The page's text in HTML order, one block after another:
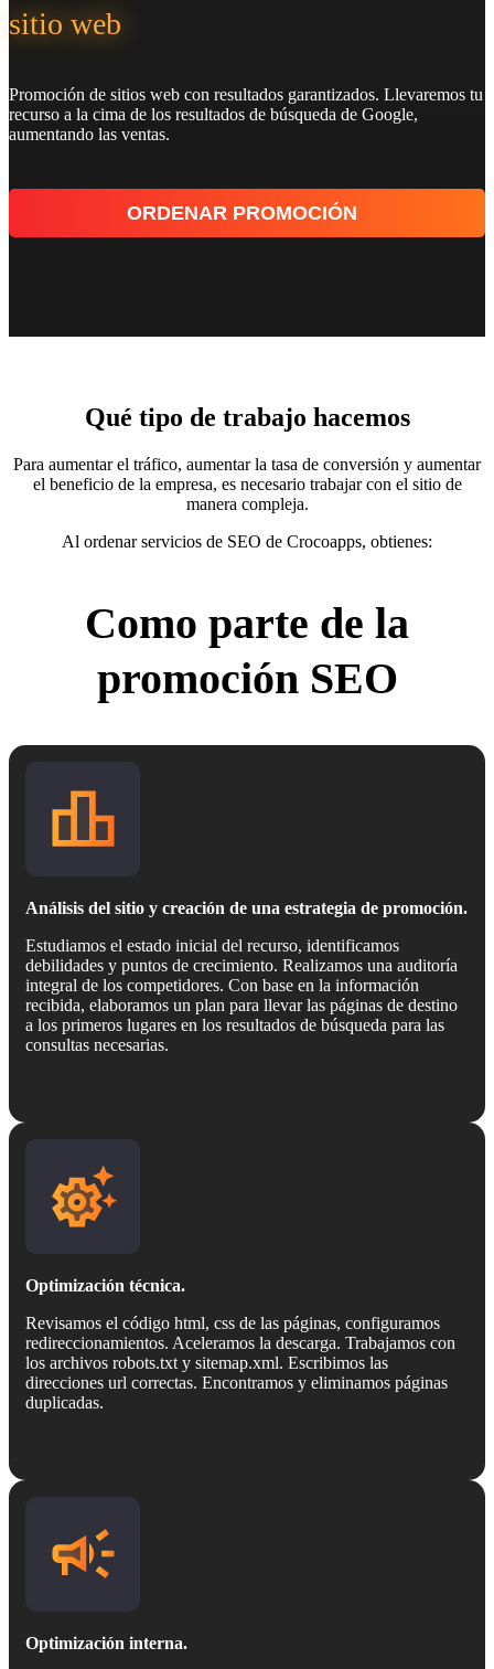
sitio web
Promoción de sitios web con resultados garantizados. Llevaremos tu
recurso a la cima de los resultados de búsqueda de Google,
aumentando las ventas.
ORDENAR PROMOCIÓN
Qué tipo de trabajo hacemos
Para aumentar el tráfico, aumentar la tasa de conversión y aumentar
el beneficio de la empresa, es necesario trabajar con el sitio de
manera compleja.
Al ordenar servicios de SEO de Crocoapps, obtienes:
Como parte de la
promoción SEO
Análisis del sitio y creación de una estrategia de promoción.
Estudiamos el estado inicial del recurso, identificamos
debilidades y puntos de crecimiento. Realizamos una auditoría
integral de los competidores. Con base en la información
recibida, elaboramos un plan para llevar las páginas de destino
a los primeros lugares en los resultados de búsqueda para las
consultas necesarias.
Optimización técnica.
Revisamos el código html, css de las páginas, configuramos
redireccionamientos. Aceleramos la descarga. Trabajamos con
los archivos robots.txt y sitemap.xml. Escribimos las
direcciones url correctas. Encontramos y eliminamos páginas
duplicadas.
Optimización interna.